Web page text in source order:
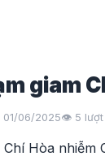
giam
01/06/2025👁️ 5